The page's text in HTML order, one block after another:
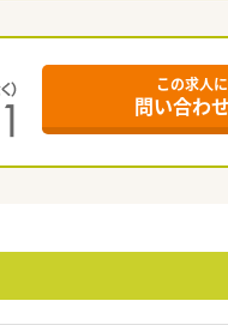
この求人に
問い合わ